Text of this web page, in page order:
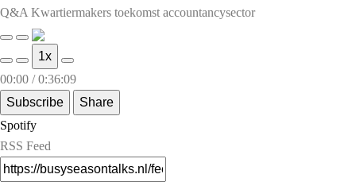
Q&A Kwartiermakers toekomst accountancysector
1x
00:00 / 0:36:09
Subscribe
Share
Spotify
RSS Feed